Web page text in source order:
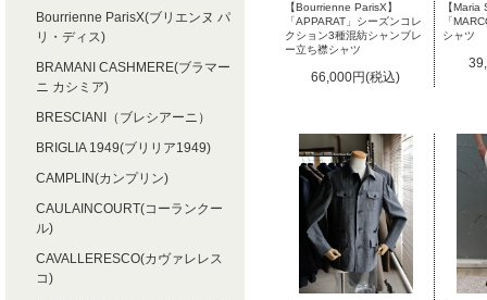
【Bourrienne ParisX】
「APPARAT」シーズンコレ
クション3種混紡シャンブレ
ー立ち襟シャツ
66,000円(税込)
【
「
シャツ
Bourrienne ParisX(ブリエンヌ パ
リ・ディス)
BRAMANI CASHMERE(ブラマー
ニ カシミア)
BRESCIANI（ブレシアーニ）
BRIGLIA 1949(ブリリア1949)
CAMPLIN(カンプリン)
CAULAINCOURT(コーランクー
ル)
CAVALLERESCO(カヴァレレス
コ)